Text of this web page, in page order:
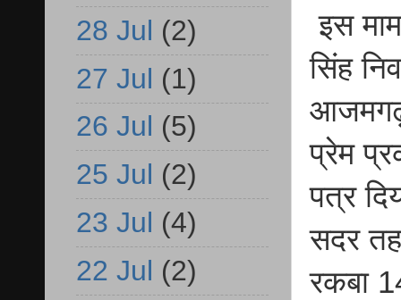
इस
सिंह
आजमगढ़
प्रेम
पत्र
सदर
रकबा
28 Jul (2)
27 Jul (1)
26 Jul (5)
25 Jul (2)
23 Jul (4)
22 Jul (2)